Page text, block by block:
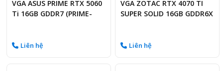
VGA ASUS PRIME RTX 5060
Ti 16GB GDDR7 (PRIME-
Liên hệ
VGA ZOTAC RTX 4070 TI
SUPER SOLID 16GB GDDR6X
Liên hệ